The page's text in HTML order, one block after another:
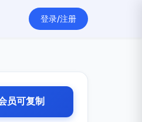
登录/注册
员可复制